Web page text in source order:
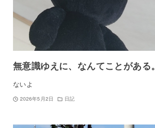
無意識ゆえに、なんてことがある。
ないよ
2026年5月2日 日記